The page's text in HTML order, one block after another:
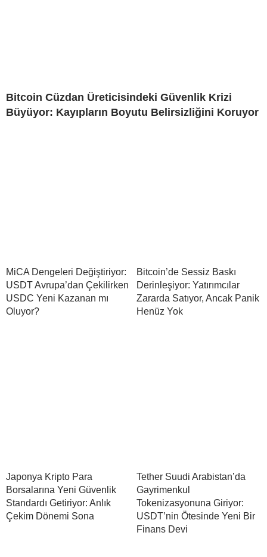
Bitcoin Cüzdan Üreticisindeki Güvenlik Krizi
Büyüyor: Kayıpların Boyutu Belirsizliğini Koruyor
MiCA Dengeleri Değiştiriyor:
USDT Avrupa’dan Çekilirken
USDC Yeni Kazanan mı
Oluyor?
Bitcoin’de Sessiz Baskı
Derinleşiyor: Yatırımcılar
Zararda Satıyor, Ancak Panik
Henüz Yok
Japonya Kripto Para
Borsalarına Yeni Güvenlik
Standardı Getiriyor: Anlık
Çekim Dönemi Sona
Tether Suudi Arabistan’da
Gayrimenkul
Tokenizasyonuna Giriyor:
USDT’nin Ötesinde Yeni Bir
Finans Devi